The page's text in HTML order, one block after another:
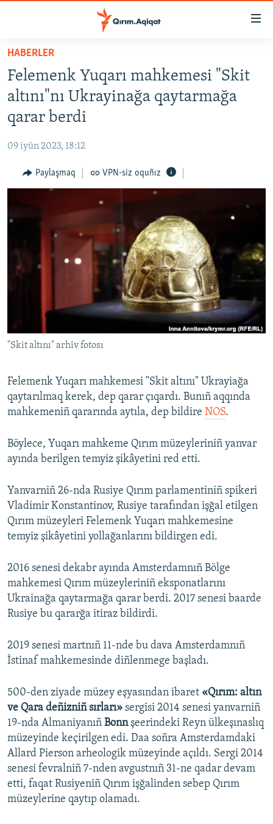
Esas
qaytmaq
Baş
navigatsiyağa
qaytmaq
Qıdıruvğa
qaytmaq
HABERLER
SİYASET
İQTİSADİYAT
MEDENİYET
İNSAN AQLARI
SÜRET
BLOGLAR
FİKİR
Українською
QOŞULIÑIZ!
RFE/RS bütün saytları
HABERLER
Felemenk Yuqarı mahkemesi "Skit
altını"nı Ukrayinağa qaytarmağa
qarar berdi
09 iyün 2023, 18:12
Paylaşmaq VPN-siz oquñız
"Skit altını" arhiv fotosı
Felemenk Yuqarı mahkemesi "Skit altını" Ukrayiağa
qaytarılmaq kerek, dep qarar çıqardı. Bunıñ aqqında
mahkemeniñ qararında aytıla, dep bildire NOS.
Böylece, Yuqarı mahkeme Qırım müzeyleriniñ yanvar
ayında berilgen temyiz şikâyetini red etti.
Yanvarniñ 26-nda Rusiye Qırım parlamentiniñ spikeri
Vladimir Konstantinov, Rusiye tarafından işğal etilgen
Qırım müzeyleri Felemenk Yuqarı mahkemesine
temyiz şikâyetini yollağanlarını bildirgen edi.
2016 senesi dekabr ayında Amsterdamnıñ Bölge
mahkemesi Qırım müzeyleriniñ eksponatlarını
Ukrainağa qaytarmağa qarar berdi. 2017 senesi baarde
Rusiye bu qararğa itiraz bildirdi.
2019 senesi martnıñ 11-nde bu dava Amsterdamnıñ
İstinaf mahkemesinde diñlenmege başladı.
500-den ziyade müzey eşyasından ibaret «Qırım: altın
ve Qara deñizniñ sırları» sergisi 2014 senesi yanvarniñ
19-nda Almaniyanıñ Bonnşeerindeki Reyn ülkeşınaslıq
müzeyinde keçirilgen edi. Daa soñra Amsterdamdaki
Allard Pierson arheologik müzeyinde açıldı. Sergi 2014
senesi fevralniñ 7-nden avgustnıñ 31-ne qadar devam
etti, faqat Rusiyeniñ Qırım işğalinden sebep Qırım
müzeylerine qaytıp olamadı.